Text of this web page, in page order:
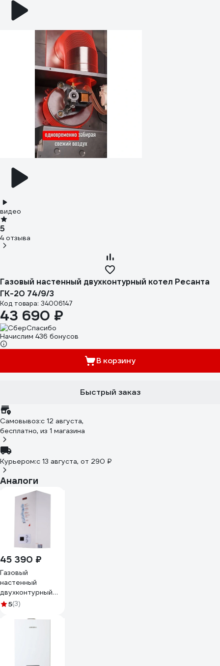
видео
5
4 отзыва
Газовый настенный двухконтурный котел Ресанта
ГК-20 74/9/3
Код товара: 34006147
43 690 ₽
Начислим 436 бонусов
В корзину
Быстрый заказ
Самовывоз:c 12 августа,
бесплатно, из 1 магазина
Курьером:c 13 августа, от 290 ₽
Аналоги
45 390 ₽
Газовый
настенный
двухконтурный
котел Ресанта
5(3)